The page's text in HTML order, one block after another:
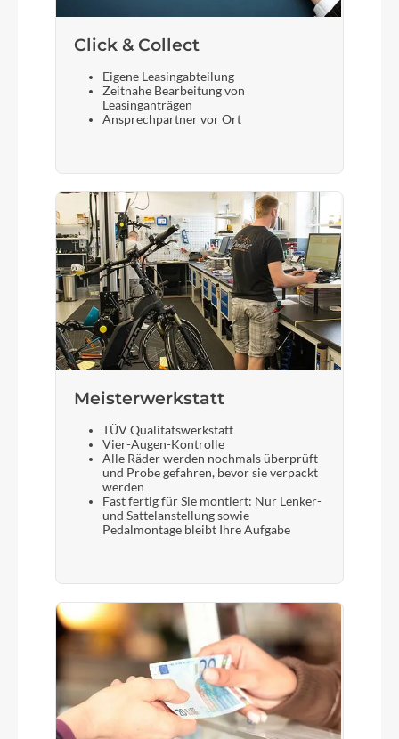
Click & Collect
Eigene Leasingabteilung
Zeitnahe Bearbeitung von
Leasinganträgen
Ansprechpartner vor Ort
Meisterwerkstatt
TÜV Qualitätswerkstatt
Vier-Augen-Kontrolle
Alle Räder werden nochmals überprüft
und Probe gefahren, bevor sie verpackt
werden
Fast fertig für Sie montiert: Nur Lenker-
und Sattelanstellung sowie
Pedalmontage bleibt Ihre Aufgabe